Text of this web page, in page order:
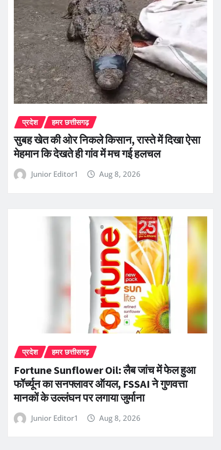
प्रदेश हमर छत्तीसगढ़
सुबह खेत की ओर निकले किसान, रास्ते में दिखा ऐसा
मेहमान कि देखते ही गांव में मच गई हलचल
Junior Editor1 Aug 8, 2026
प्रदेश हमर छत्तीसगढ़
Fortune Sunflower Oil: लैब जांच में फेल हुआ
फॉर्च्यून का सनफ्लावर ऑयल, FSSAI ने गुणवत्ता
मानकों के उल्लंघन पर लगाया जुर्माना
Junior Editor1 Aug 8, 2026